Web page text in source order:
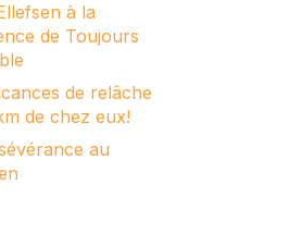
à la
de Toujours
de relâche
de chez eux!
au